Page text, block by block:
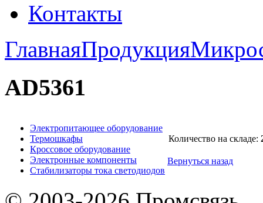
Контакты
ГлавнаяПродукция
AD5361
Электропитающее оборудование
Термошкафы
Кроссовое оборудование
Электронные компоненты
Стабилизаторы тока светодиодов
Количество на складе:
Вернуться назад